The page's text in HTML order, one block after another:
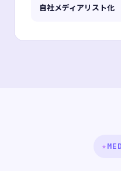
自社メディアリスト化
★